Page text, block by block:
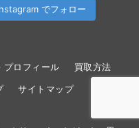
でフォロー
プロフィール 買取方法
サイトマップ